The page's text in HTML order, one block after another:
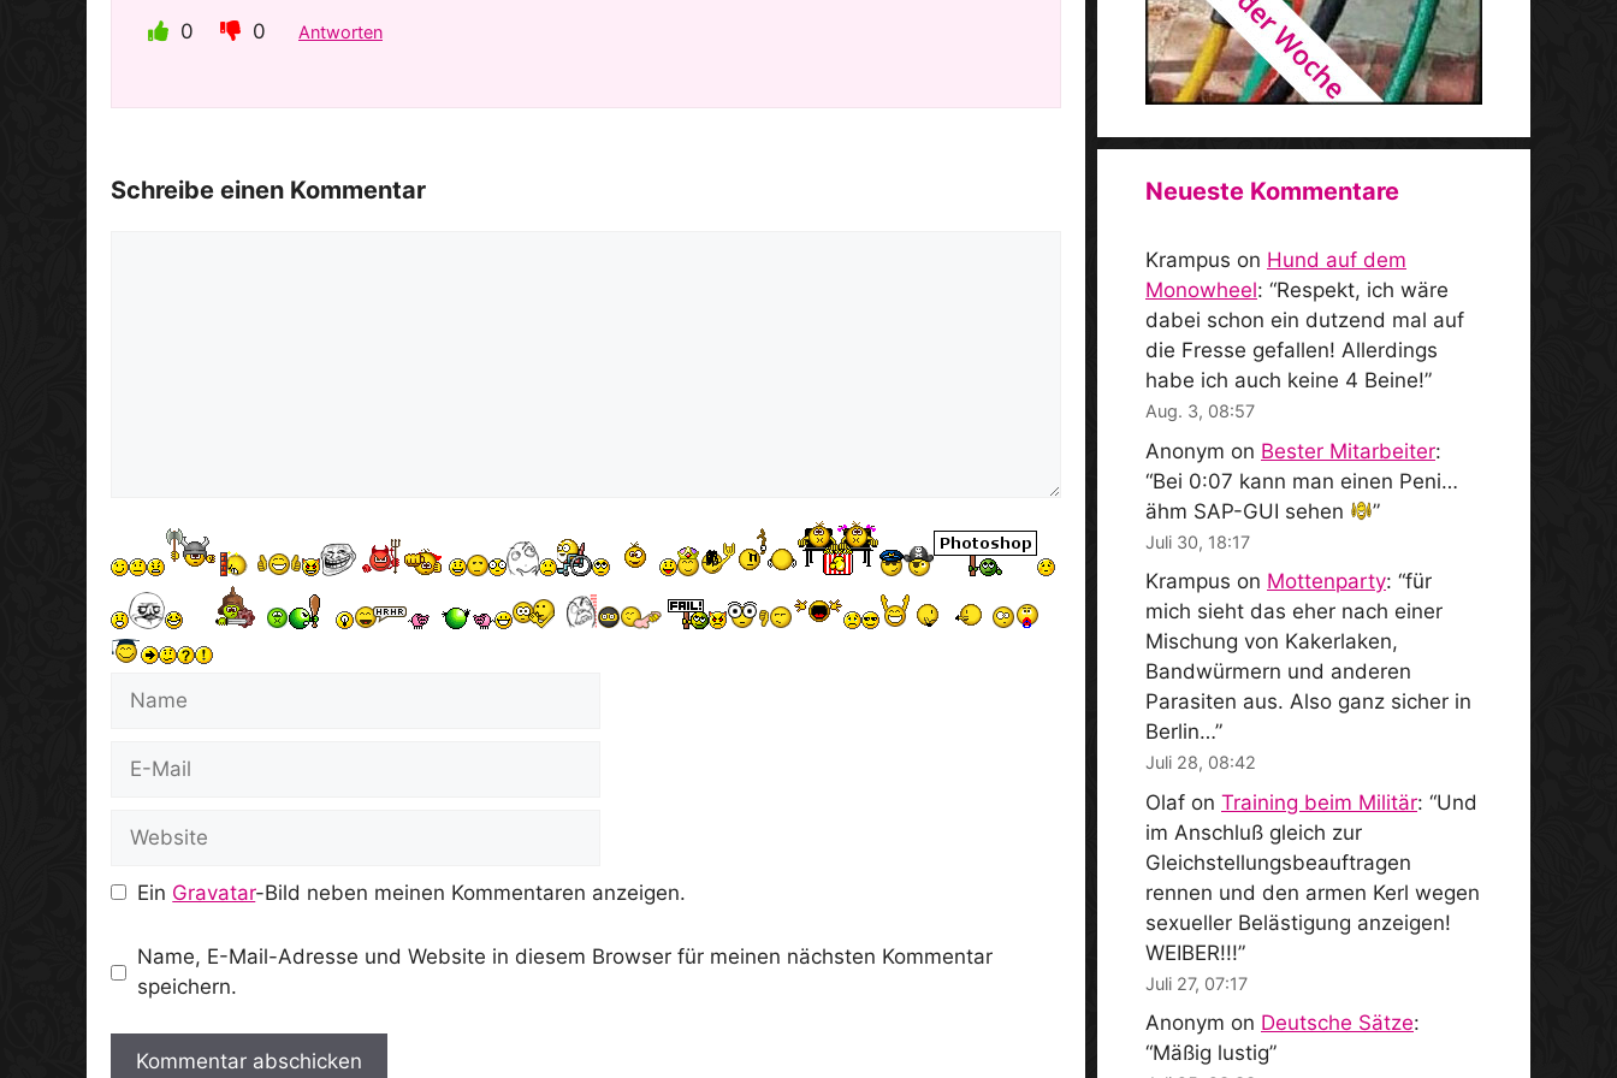
0 0 Antworten
Schreibe einen Kommentar
Mail
Ein Gravatar-Bild neben meinen Kommentaren anzeigen.
Name, E-Mail-Adresse und Website in diesem Browser für meinen nächsten Kommentar
speichern.
Neueste Kommentare
Krampus on Hund auf dem
Monowheel: “Respekt, ich wäre
dabei schon ein dutzend mal auf
die Fresse gefallen! Allerdings
habe ich auch keine 4 Beine!”
Aug. 3, 08:57
Anonym on Bester Mitarbeiter:
“Bei 0:07 kann man einen Peni…
ähm SAP-GUI sehen
”
Juli 30, 18:17
Krampus on Mottenparty: “für
mich sieht das eher nach einer
Mischung von Kakerlaken,
Bandwürmern und anderen
Parasiten aus. Also ganz sicher in
Berlin…”
Juli 28, 08:42
Olaf on Training beim Militär: “Und
im Anschluß gleich zur
Gleichstellungsbeauftragen
rennen und den armen Kerl wegen
sexueller Belästigung anzeigen!
WEIBER!!!”
Juli 27, 07:17
Anonym on Deutsche Sätze:
“Mäßig lustig”